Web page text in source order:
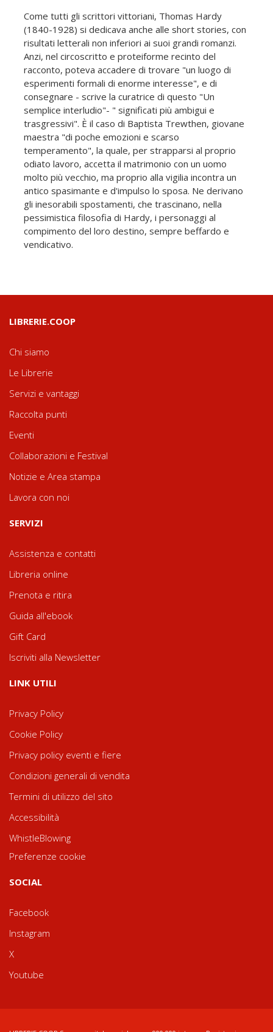
Come tutti gli scrittori vittoriani, Thomas Hardy
(1840-1928) si dedicava anche alle short stories, con
risultati letterali non inferiori ai suoi grandi romanzi.
Anzi, nel circoscritto e proteiforme recinto del
racconto, poteva accadere di trovare "un luogo di
esperimenti formali di enorme interesse", e di
consegnare - scrive la curatrice di questo "Un
semplice interludio"- " significati più ambigui e
trasgressivi". È il caso di Baptista Trewthen, giovane
maestra "di poche emozioni e scarso
temperamento", la quale, per strapparsi al proprio
odiato lavoro, accetta il matrimonio con un uomo
molto più vecchio, ma proprio alla vigilia incontra un
antico spasimante e d'impulso lo sposa. Ne derivano
gli inesorabili spostamenti, che trascinano, nella
pessimistica filosofia di Hardy, i personaggi al
compimento del loro destino, sempre beffardo e
vendicativo.
LIBRERIE.COOP
Chi siamo
Le Librerie
Servizi e vantaggi
Raccolta punti
Eventi
Collaborazioni e Festival
Notizie e Area stampa
Lavora con noi
SERVIZI
Assistenza e contatti
Libreria online
Prenota e ritira
Guida all'ebook
Gift Card
Iscriviti alla Newsletter
LINK UTILI
Privacy Policy
Cookie Policy
Privacy policy eventi e fiere
Condizioni generali di vendita
Termini di utilizzo del sito
Accessibilità
WhistleBlowing
Preferenze cookie
SOCIAL
Facebook
Instagram
X
Youtube